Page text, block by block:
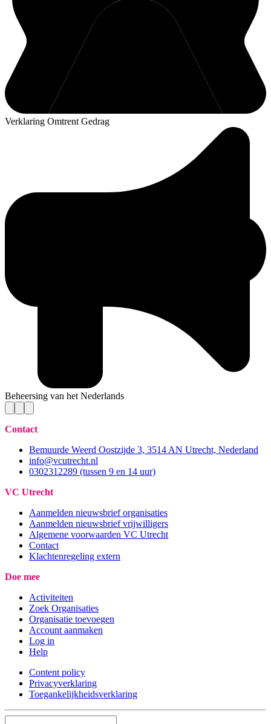
Verklaring Omtrent Gedrag
Beheersing van het Nederlands
Contact
Bemuurde Weerd Oostzijde 3, 3514 AN Utrecht, Nederland
info@vcutrecht.nl
0302312289 (tussen 9 en 14 uur)
VC Utrecht
Aanmelden nieuwsbrief organisaties
Aanmelden nieuwsbrief vrijwilligers
Algemene voorwaarden VC Utrecht
Contact
Klachtenregeling extern
Doe mee
Activiteiten
Zoek Organisaties
Organisatie toevoegen
Account aanmaken
Log in
Help
Content policy
Privacyverklaring
Toegankelijkheidsverklaring